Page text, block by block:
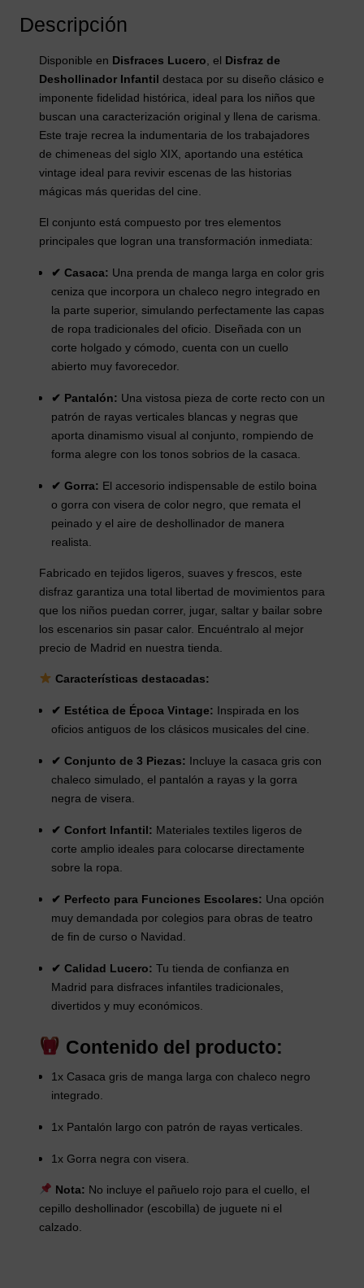
Descripción
Disponible en Disfraces Lucero , el Disfraz de
Deshollinador Infantil destaca por su diseño clásico e
imponente fidelidad histórica, ideal para los niños que
buscan una caracterización original y llena de carisma.
Este traje recrea la indumentaria de los trabajadores
de chimeneas del siglo XIX, aportando una estética
vintage ideal para revivir escenas de las historias
mágicas más queridas del cine.
El conjunto está compuesto por tres elementos
principales que logran una transformación inmediata:
✔ Casaca: Una prenda de manga larga en color gris
ceniza que incorpora un chaleco negro integrado en
la parte superior, simulando perfectamente las capas
de ropa tradicionales del oficio. Diseñada con un
corte holgado y cómodo, cuenta con un cuello
abierto muy favorecedor.
✔ Pantalón: Una vistosa pieza de corte recto con un
patrón de rayas verticales blancas y negras que
aporta dinamismo visual al conjunto, rompiendo de
forma alegre con los tonos sobrios de la casaca.
✔ Gorra: El accesorio indispensable de estilo boina
o gorra con visera de color negro, que remata el
peinado y el aire de deshollinador de manera
realista.
Fabricado en tejidos ligeros, suaves y frescos, este
disfraz garantiza una total libertad de movimientos para
que los niños puedan correr, jugar, saltar y bailar sobre
los escenarios sin pasar calor. Encuéntralo al mejor
precio de Madrid en nuestra tienda.
Características destacadas:
✔ Estética de Época Vintage: Inspirada en los
oficios antiguos de los clásicos musicales del cine.
✔ Conjunto de 3 Piezas: Incluye la casaca gris con
chaleco simulado, el pantalón a rayas y la gorra
negra de visera.
✔ Confort Infantil: Materiales textiles ligeros de
corte amplio ideales para colocarse directamente
sobre la ropa.
✔ Perfecto para Funciones Escolares: Una opción
muy demandada por colegios para obras de teatro
de fin de curso o Navidad.
✔ Calidad Lucero: Tu tienda de confianza en
Madrid para disfraces infantiles tradicionales,
divertidos y muy económicos.
Contenido del producto:
1x Casaca gris de manga larga con chaleco negro
integrado.
1x Pantalón largo con patrón de rayas verticales.
1x Gorra negra con visera.
Nota: No incluye el pañuelo rojo para el cuello, el
cepillo deshollinador (escobilla) de juguete ni el
calzado.